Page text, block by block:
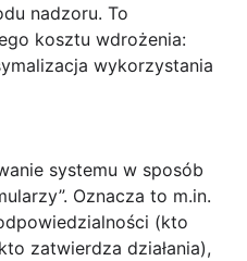
nadzoru. To
kosztu wdrożenia:
wykorzystania
systemu w sposób
Oznacza to m.in.
(kto
zatwierdza działania),